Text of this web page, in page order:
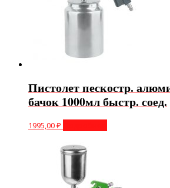
Пистолет пескостр.
бачок 1000мл быстр. соед.
1995,00₽